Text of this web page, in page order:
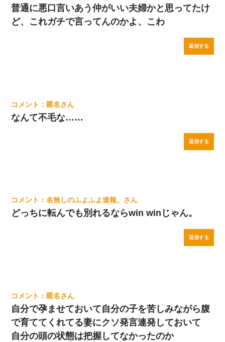
普通に悪口言いあう仲がいい夫婦かと思ってたけ
ど、これガチで言ってんのかよ、こわ
返信する
匿名
なんて不毛な……
返信する
名無しのふよふよ速報。
どっちに転んでも別れるならwin winじゃん。
返信する
匿名
自分で孕ませておいて自分の子を苦しみながら腹
で育ててくれてる妻にクソ発言連発しておいて
自分の頭の状態は把握してなかったのか